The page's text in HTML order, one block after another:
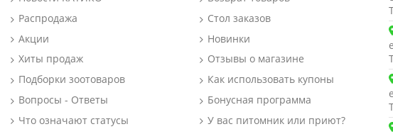
Распродажа
Акции
Хиты продаж
Подборки зоотоваров
Вопросы - Ответы
Что означают статусы
Стол заказов
Новинки
Отзывы о магазине
Как использовать купоны
Бонусная программа
У вас питомник или приют?